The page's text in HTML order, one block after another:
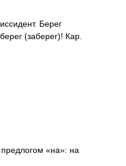
Берег
(заберег)! Кар.
«на»: на